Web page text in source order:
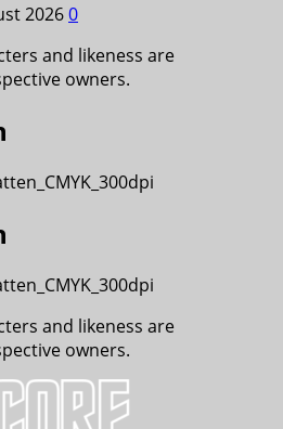
20260
and likeness are
owners.
and likeness are
owners.